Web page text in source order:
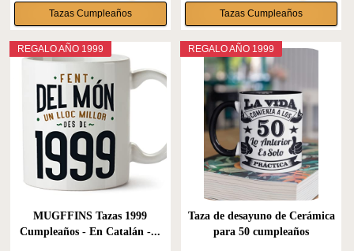
Tazas Cumpleaños Tazas Cumpleaños
REGALO AÑO 1999
MUGFFINS Tazas 1999
Cumpleaños - En Catalán -...
REGALO AÑO 1999
Taza de desayuno de Cerámica
para 50 cumpleaños